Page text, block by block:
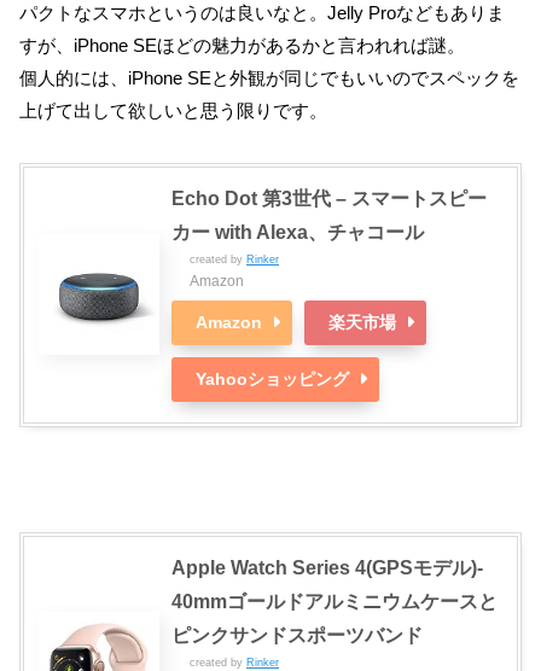
パクトなスマホというのは良いなと。Jelly Proなどもありま
すが、iPhone SEほどの魅力があるかと言われれば謎。
個人的には、iPhone SEと外観が同じでもいいのでスペックを
上げて出して欲しいと思う限りです。
Echo Dot 第3世代 – スマートスピー
カー with Alexa、チャコール
created by Rinker
Amazon
Amazon 楽天市場
Yahooショッピング
Apple Watch Series 4(GPSモデル)-
40mmゴールドアルミニウムケースと
ピンクサンドスポーツバンド
created by Rinker